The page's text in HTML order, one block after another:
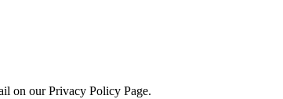
on our Privacy Policy Page.